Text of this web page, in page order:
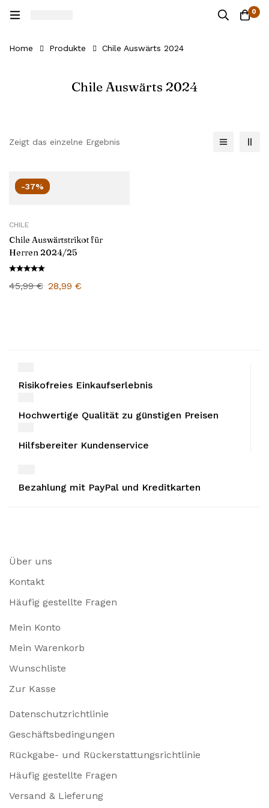
0
Home Produkte Chile Auswärts 2024
Chile Auswärts 2024
Zeigt das einzelne Ergebnis
-37%
CHILE
Chile Auswärtstrikot für
Herren 2024/25
45,99€ 28,99 €
Risikofreies Einkaufserlebnis
Hochwertige Qualität zu günstigen Preisen
Hilfsbereiter Kundenservice
Bezahlung mit PayPal und Kreditkarten
Über uns
Kontakt
Häufig gestellte Fragen
Mein Konto
Mein Warenkorb
Wunschliste
Zur Kasse
Datenschutzrichtlinie
Geschäftsbedingungen
Rückgabe- und Rückerstattungsrichtlinie
Häufig gestellte Fragen
Versand & Lieferung